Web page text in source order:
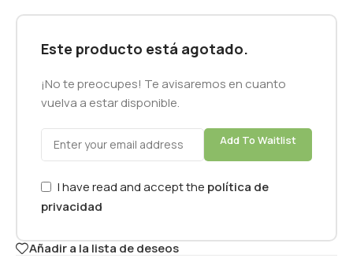
Este producto está agotado.
¡No te preocupes! Te avisaremos en cuanto
vuelva a estar disponible.
Add To Waitlist
I have read and accept the política de
privacidad
Añadir a la lista de deseos